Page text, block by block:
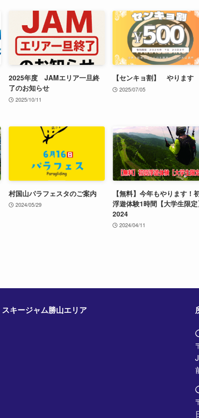
2025年度 JAMエリア一旦終
了のお知らせ
2025/10/11
【センキョ割】 やります
2025/07/05
村国山パラフェスタのご案内
2024/05/29
【無料】今年もやります！
浮遊体験1時間【大学生限
2024
2024/04/11
スキージャム勝山エリア